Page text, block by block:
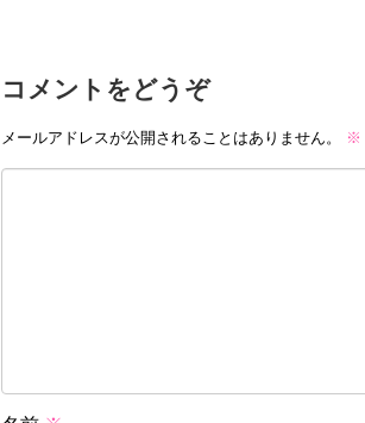
コメントをどうぞ
メールアドレスが公開されることはありません。 ※